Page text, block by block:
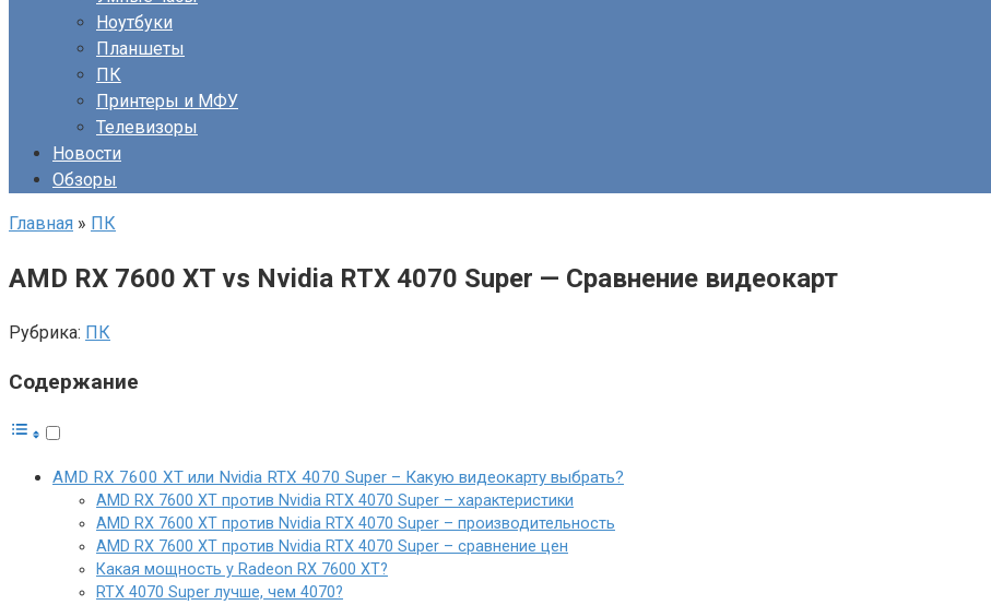
Ноутбуки
Планшеты
ПК
Принтеры и МФУ
Телевизоры
Новости
Обзоры
Главная » ПК
AMD RX 7600 XT vs Nvidia RTX 4070 Super — Сравнение видеокарт
Рубрика: ПК
Содержание
AMD RX 7600 XT или Nvidia RTX 4070 Super – Какую видеокарту выбрать?
AMD RX 7600 XT против Nvidia RTX 4070 Super – характеристики
AMD RX 7600 XT против Nvidia RTX 4070 Super – производительность
AMD RX 7600 XT против Nvidia RTX 4070 Super – сравнение цен
Какая мощность у Radeon RX 7600 XT?
RTX 4070 Super лучше, чем 4070?